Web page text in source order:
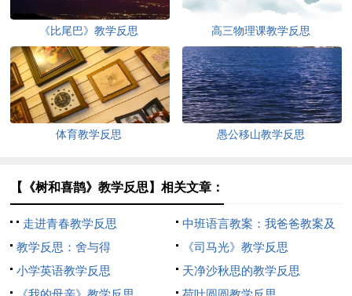
《比尾巴》教学反思 高三物理课教学反思
体育教学反思 愚公移山教学反思
【《树和喜鹊》教学反思】相关文章：
走进青春教学反思
中班语言教案：我爸爸教案及
教学含反思
教学反思：舍与得
《司马光》教学反思
小学英语教学反思
天净沙秋思的教学反思